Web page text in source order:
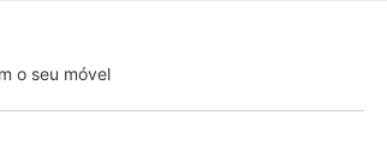
o seu móvel